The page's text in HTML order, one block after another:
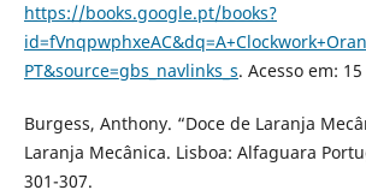
https://books.google.pt/books?
PT&source=gbs_navlinks_s. Acesso em:
Burgess, Anthony. “Doce de Laranja
Laranja Mecânica. Lisboa: Alfaguara
301-307.